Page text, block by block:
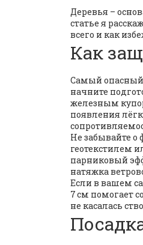
Деревья –
статье я
всего и как
Как
Самый опасный
начните
железным
появления
Не забывайте
геотекстилем
парниковый
натяжка
Если в вашем
7 см помогает
не касалась